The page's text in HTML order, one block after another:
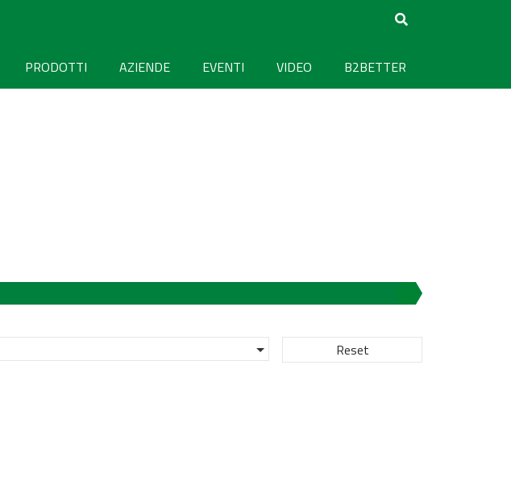
PRODOTTI AZIENDE EVENTI VIDEO B2BETTER
Reset